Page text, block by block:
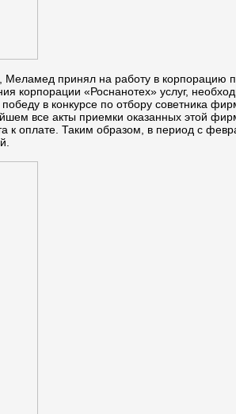
Меламед принял на работу в
«Роснанотех» услуг,
в конкурсе по отбору советника
все акты приемки оказанных этой
оплате. Таким образом, в период с